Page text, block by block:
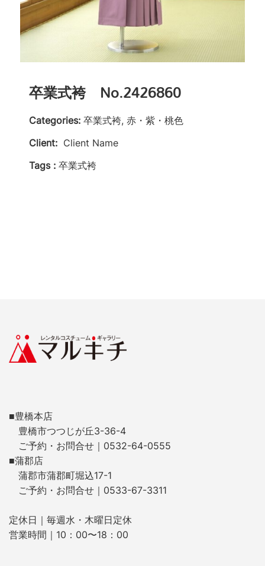
卒業式袴 No.2426860
Categories: 卒業式袴, 赤・紫・桃色
Client: Client Name
Tags : 卒業式袴
■豊橋本店
豊橋市つつじが丘3-36-4
ご予約・お問合せ｜0532-64-0555
■蒲郡店
蒲郡市蒲郡町堀込17-1
ご予約・お問合せ｜0533-67-3311
定休日｜毎週水・木曜日定休
営業時間｜10：00〜18：00